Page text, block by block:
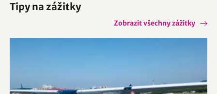
Krušné hory a Podkrušnohoří
Krkonoše a Podkrkonoší
Tipy na zážitky
Zobrazit všechny zážitky